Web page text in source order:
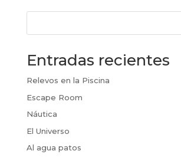
Entradas recientes
Relevos en la Piscina
Escape Room
Náutica
El Universo
Al agua patos